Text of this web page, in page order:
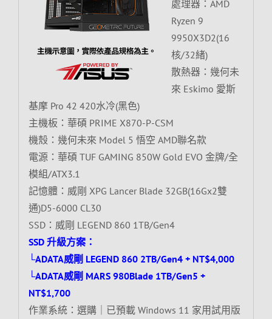
處理器：AMD
Ryzen 9
9950X3D2(16
核/32緒)
散熱器：幾何未
來 Eskimo 愛斯
基摩 Pro 42 420水冷(黑色)
主機板：華碩 PRIME X870-P-CSM
機殼：幾何未來 Model 5 悟空 AMD聯名款
電源：華碩 TUF GAMING 850W Gold EVO 金牌/全
模組/ATX3.1
記憶體：威剛 XPG Lancer Blade 32GB(16Gx2雙
通)D5-6000 CL30
SSD：威剛 LEGEND 860 1TB/Gen4
SSD 升級方案：
└ADATA威剛 LEGEND 860 2TB/Gen4 + NT$4,000
└ADATA威剛 MARS 980Blade 1TB/Gen5 +
NT$1,700
作業系統：選購｜已預載 Windows 11 家用試用版